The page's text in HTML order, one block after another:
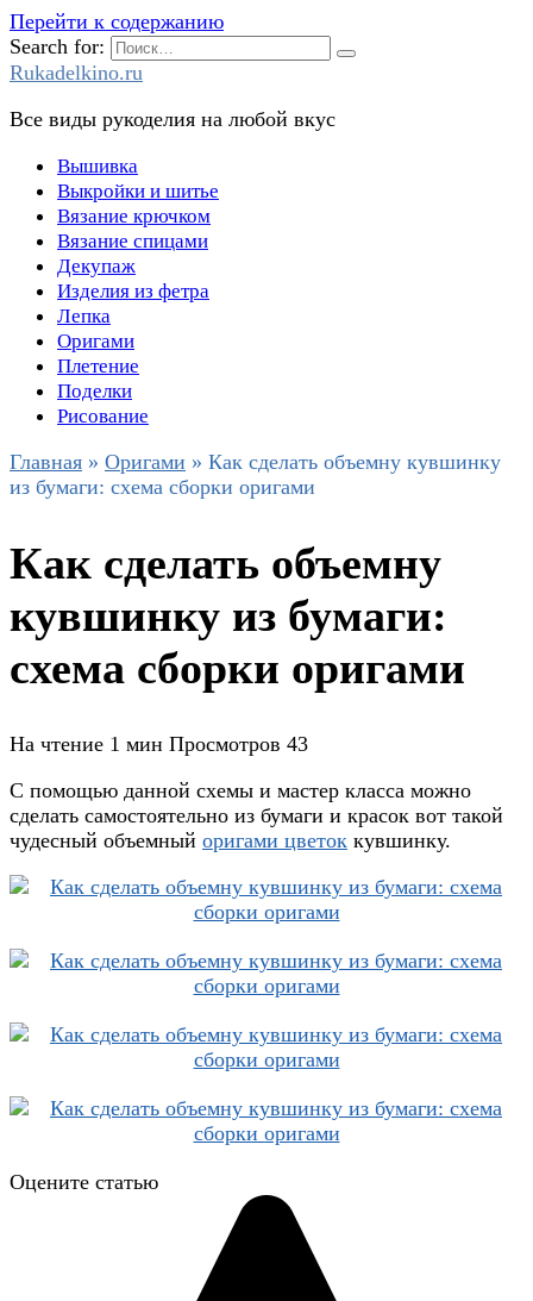
Перейти к содержанию
Search for:
Rukadelkino.ru
Все виды рукоделия на любой вкус
Вышивка
Выкройки и шитье
Вязание крючком
Вязание спицами
Декупаж
Изделия из фетра
Лепка
Оригами
Плетение
Поделки
Рисование
Главная » Оригами » Как сделать объемну кувшинку
из бумаги: схема сборки оригами
Как сделать объемну
кувшинку из бумаги:
схема сборки оригами
На чтение 1 мин Просмотров 43
С помощью данной схемы и мастер класса можно
сделать самостоятельно из бумаги и красок вот такой
чудесный объемный оригами цветок кувшинку.
Оцените статью